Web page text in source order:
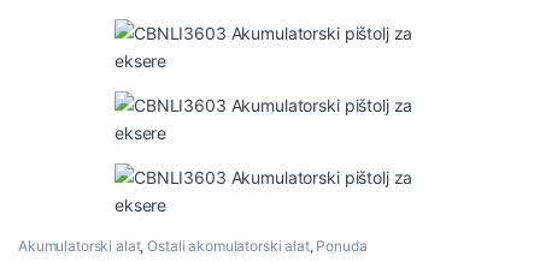
Akumulatorski alat,Ostali akomulatorski alat, Ponuda